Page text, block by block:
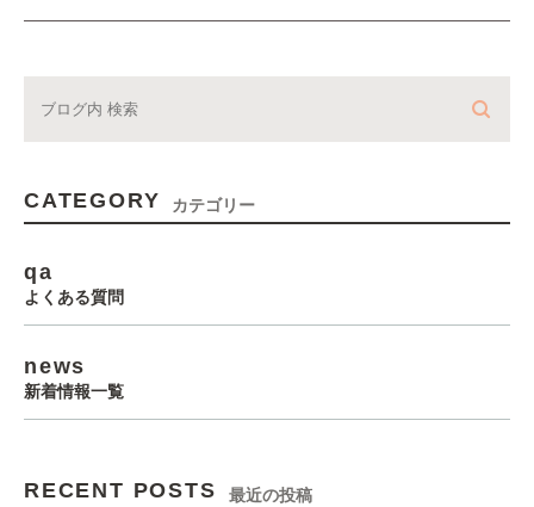
CATEGORY カテゴリー
qa
よくある質問
news
新着情報一覧
RECENT POSTS 最近の投稿